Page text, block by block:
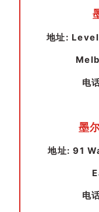
地址:
电
墨
地址: 91
电